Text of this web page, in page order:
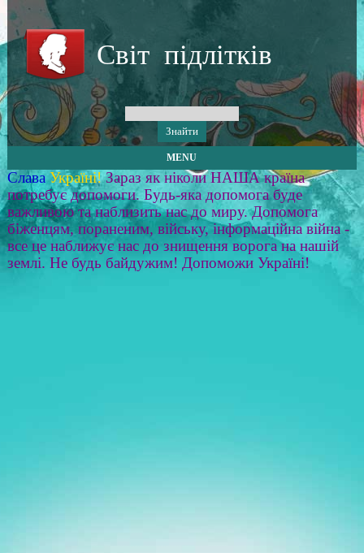
Світ підлітків
MENU
Слава Україні! Зараз як ніколи НАША країна
потребує допомоги. Будь-яка допомога буде
важливою та наблизить нас до миру. Допомога
біженцям, пораненим, війську, інформаційна війна -
все це наближує нас до знищення ворога на нашій
землі. Не будь байдужим! Допоможи Україні!